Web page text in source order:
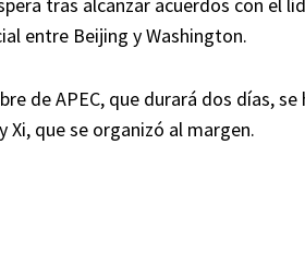
tras alcanzar acuerdos con el
entre Beijing y Washington.
de APEC, que durará dos días,
Xi, que se organizó al margen.